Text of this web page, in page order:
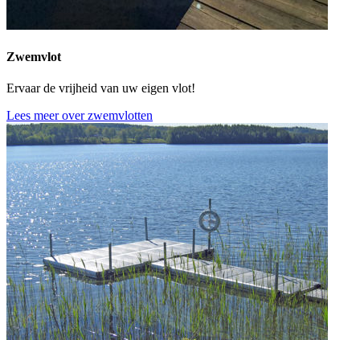
Zwemvlot
Ervaar de vrijheid van uw eigen vlot!
Lees meer over zwemvlotten